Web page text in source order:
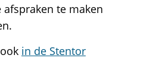
te maken
in de Stentor